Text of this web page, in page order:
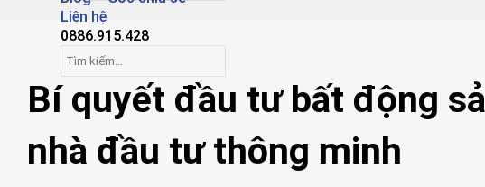
Liên hệ
0886.915.428
Bí quyết đầu tư bất động
nhà đầu tư thông minh